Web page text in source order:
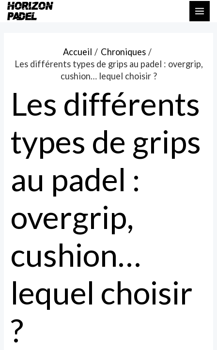
Aller
Accueil
Chroniques
Les différents types de grips au padel : overgrip,
cushion… lequel choisir ?
Les différents
types de grips
au padel :
overgrip,
cushion…
lequel choisir
?
Navigation
des